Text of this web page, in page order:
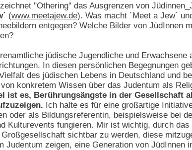
"Othering" das Ausgrenzen von
(www.meetajew.de). Was macht ´Meet a Jew´
entgegen? Welche Bilder von JüdInnen
jüdische Jugendliche und
In diesen persönlichen Begegnungen
des jüdischen Lebens in Deutschland und
konkretem Wissen über das Judentum als
ist es, Berührungsängste in der Gesellschaft
Ich halte es für eine großartige
oder als Bildungsreferentin, beispielsweise bei
Kulturevents fungieren. Mir ist wichtig, durch
sichtbar zu werden, diese
zeigen, eine Generation von JüdInnen